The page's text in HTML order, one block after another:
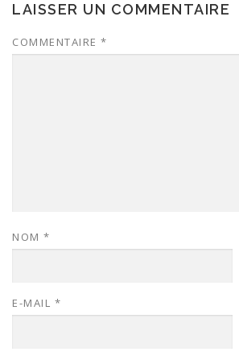
LAISSER UN COMMENTAIRE
COMMENTAIRE *
NOM *
E-MAIL *